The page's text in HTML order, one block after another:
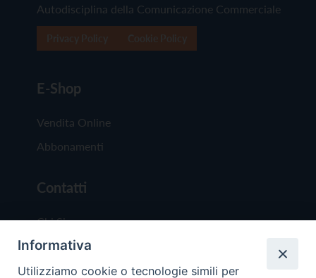
Autodisciplina della Comunicazione Commerciale
E-Shop
Vendita Online
Abbonamenti
Contatti
Chi Siamo
Redazione
Scrivici
Informativa
Utilizziamo cookie o tecnologie simili per